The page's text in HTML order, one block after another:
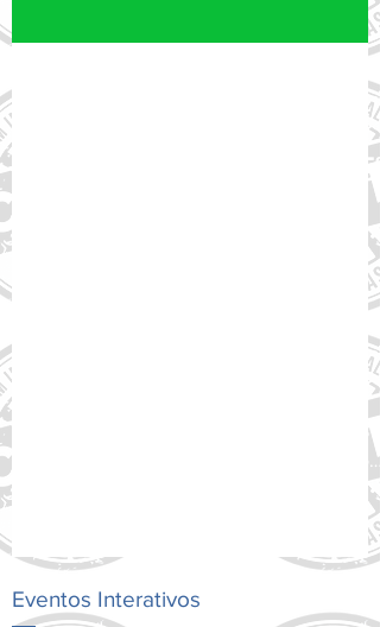
Abertas as inscrições para o 5º
Prêmio de Comunicação da Fundação